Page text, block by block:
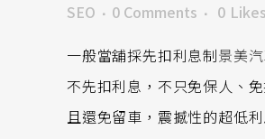
SEO
0 Comments 0 Likes
一般當舖採先扣利息制景美
不先扣利息，不只免保人、
且還免留車，震撼性的超低